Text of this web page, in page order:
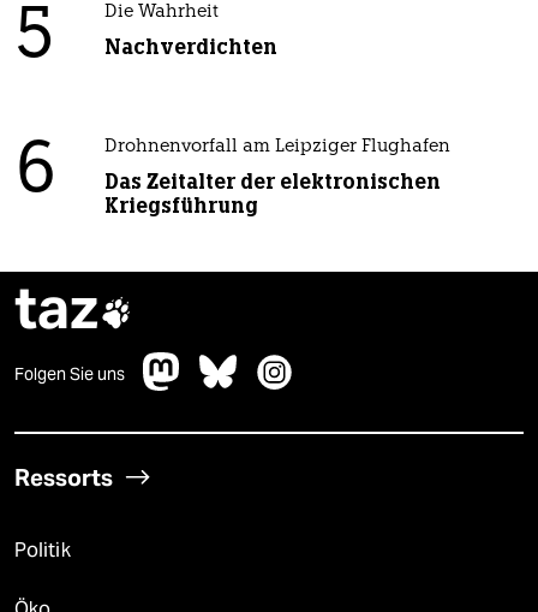
5 Die Wahrheit
Nachverdichten
6 Drohnenvorfall am Leipziger Flughafen
Das Zeitalter der elektronischen
Kriegsführung
taz
Folgen Sie uns
Ressorts
Politik